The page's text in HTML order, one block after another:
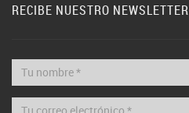
RECIBE NUESTRO NEWSLETTER